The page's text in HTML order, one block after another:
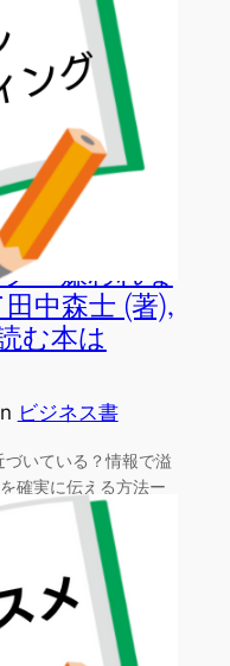
グ 嫌われな
中森士 (著),
む本は
ビジネス書
いている？情報で溢
確実に伝える方法ー